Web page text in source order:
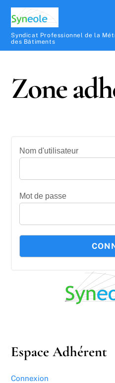
Syndicat Professionnel de la
des Bâtiments
Zone
Nom d'utilisateur
Mot de passe
Espace Adhérent
Connexion